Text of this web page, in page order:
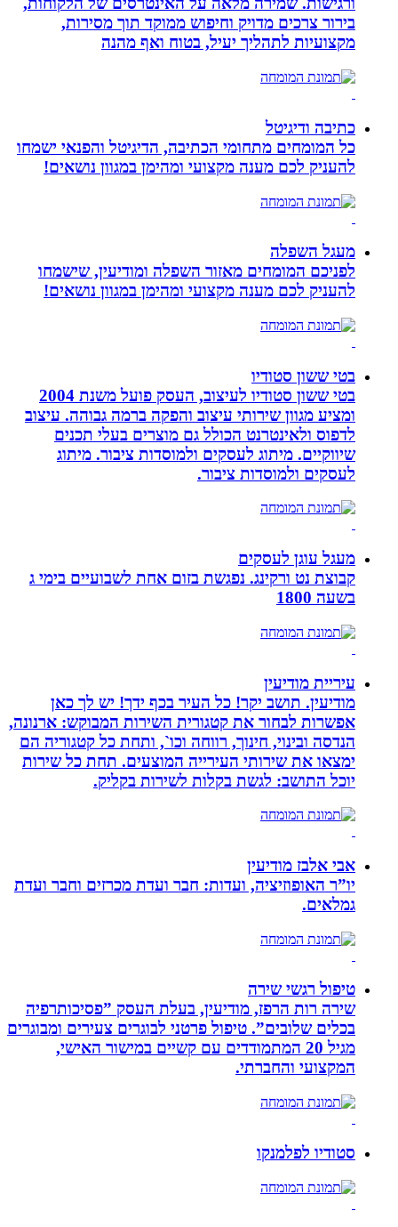
בירור צרכים מדויק וחיפוש ממוקד תוך מסירות,
מקצועיות לתהליך יעיל, בטוח ואף מהנה
כתיבה ודיגיטל
כל המומחים מתחומי הכתיבה, הדיגיטל והפנאי ישמחו
להעניק לכם מענה מקצועי ומהימן במגוון נושאים!
מעגל השפלה
לפניכם המומחים מאזור השפלה ומודיעין, שישמחו
להעניק לכם מענה מקצועי ומהימן במגוון נושאים!
בטי ששון סטודיו
בטי ששון סטודיו לעיצוב, העסק פועל משנת 2004
ומציע מגוון שירותי עיצוב והפקה ברמה גבוהה. עיצוב
לדפוס ולאינטרנט הכולל גם מוצרים בעלי תכנים
שיווקיים. מיתוג לעסקים ולמוסדות ציבור. מיתוג
לעסקים ולמוסדות ציבור.
מעגל עוגן לעסקים
קבוצת נט ורקינג. נפגשת בזום אחת לשבועיים בימי ג
בשעה 1800
עיריית מודיעין
מודיעין. תושב יקר! כל העיר בכף ידך! יש לך כאן
אפשרות לבחור את קטגורית השירות המבוקש: ארנונה,
הנדסה ובינוי, חינוך, רווחה וכו`, ותחת כל קטגוריה הם
ימצאו את שירותי העירייה המוצעים. תחת כל שירות
יוכל התושב: לגשת בקלות לשירות בקליק.
אבי אלבז מודיעין
יו”ר האופוזיציה, ועדות: חבר ועדת מכרזים וחבר ועדת
גמלאים.
טיפול רגשי שירה
שירה רות הרפז, מודיעין, בעלת העסק ”פסיכותרפיה
בכלים שלובים”. טיפול פרטני לבוגרים צעירים ומבוגרים
מגיל 20 המתמודדים עם קשיים במישור האישי,
המקצועי והחברתי.
סטודיו לפלמנקו